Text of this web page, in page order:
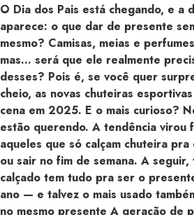
O Dia dos Pais está chegando, e a
aparece: o que dar de presente
mesmo? Camisas, meias e
mas… será que ele realmente
desses? Pois é, se você quer
cheio, as novas chuteiras
cena em 2025. E o mais curioso?
estão querendo. A tendência virou
aqueles que só calçam chuteira pra
ou sair no fim de semana. A
calçado tem tudo pra ser o
ano — e talvez o mais usado
no mesmo presente A geração de